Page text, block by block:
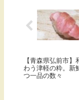
【青森県弘前市
わう津軽の粋。新
つ一品の数々